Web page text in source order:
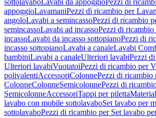
sottolavaboLavabi da appoggioPezzi di
appoggioLavamaniPezzi di ricambio per
angoloLavabi a semincassoPezzi di ricambio
semincassoLavabi ad incassoPezzi di ricambio
incassoLavabi da incasso sottopianoPezzi di
incasso sottopianoLavabi a canaleLavabi
bambiniLavabi a canaleUlteriori lavabiPezzi
Ulteriori lavabiVuotatoiPezzi di ricambio per
polivalentiAccessoriColonnePezzi di ricambio
ColonneColonneSemicolonnePezzi di
SemicolonneAccessoriTappi per piletta
lavabo con mobile sottolavaboSet lavabo per
sottolavaboPezzi di ricambio per Set lavabo